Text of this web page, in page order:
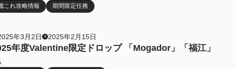
これ攻略情報 期間限定任務
年3月2日 2025年2月15日
年度Valentine限定ドロップ 「Mogador」「福江」